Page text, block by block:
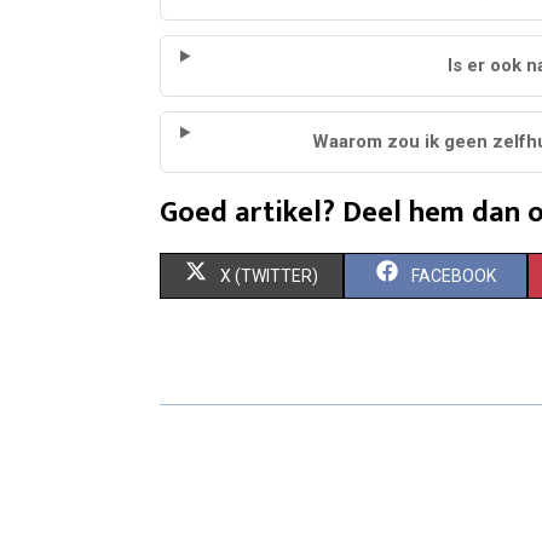
Is er ook
Waarom zou ik geen
Goed artikel? Deel hem dan
S
R
X (TWITTER) S
R
FACEBOOK